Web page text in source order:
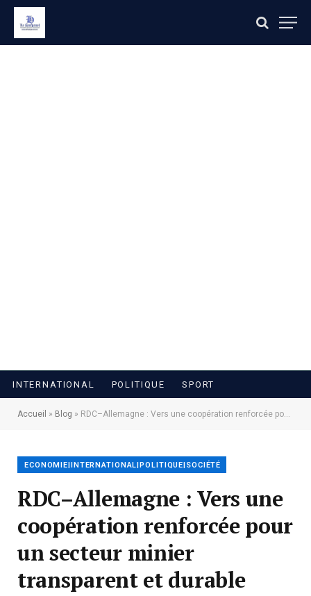
INTERNATIONAL POLITIQUE SPORT
Accueil » Blog » RDC–Allemagne : Vers une coopération renforcée pour un secteur minier transparent et durable
ECONOMIE|INTERNATIONAL|POLITIQUE|SOCIÉTÉ
RDC–Allemagne : Vers une
coopération renforcée pour
un secteur minier
transparent et durable